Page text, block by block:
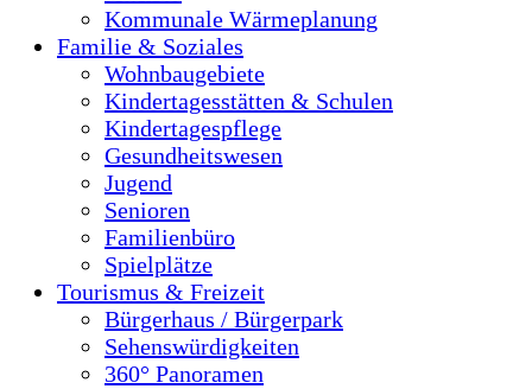
Kommunale Wärmeplanung
Familie & Soziales
Wohnbaugebiete
Kindertagesstätten & Schulen
Kindertagespflege
Gesundheitswesen
Jugend
Senioren
Familienbüro
Spielplätze
Tourismus & Freizeit
Bürgerhaus / Bürgerpark
Sehenswürdigkeiten
360° Panoramen